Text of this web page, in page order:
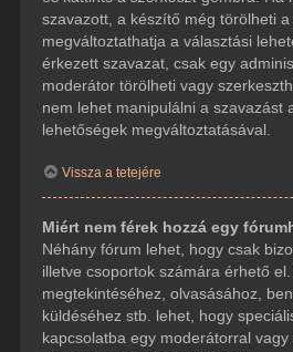
szavazott, a készítő még törölheti
megváltoztathatja a választási
érkezett szavazat, csak egy
moderátor törölheti vagy
nem lehet manipulálni a szavazást
lehetőségek megváltoztatásával.
Vissza a tetejére
Miért nem férek hozzá egy
Néhány fórum lehet, hogy csak
illetve csoportok számára érhető el.
megtekintéséhez, olvasásához,
küldéséhez stb. lehet, hogy
kapcsolatba egy moderátorral vagy